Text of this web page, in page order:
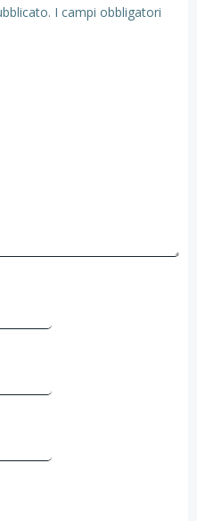
I campi obbligatori